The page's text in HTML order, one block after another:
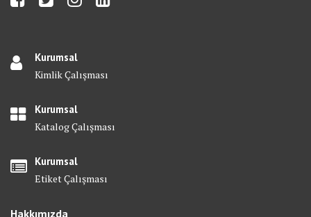
Kurumsal
Kimlik Çalışması
Kurumsal
Katalog Çalışması
Kurumsal
Etiket Çalışması
Hakkımızda